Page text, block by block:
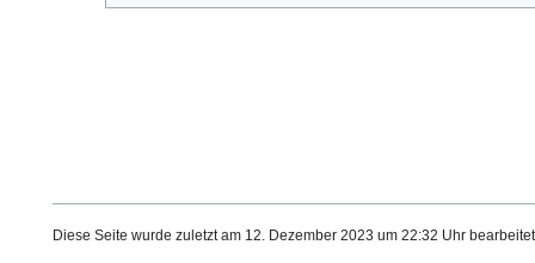
Diese Seite wurde zuletzt am 12. Dezember 2023 um 22:32 Uhr